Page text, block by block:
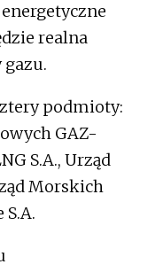
realna
podmioty:
GAZ-
S.A., Urząd
Morskich